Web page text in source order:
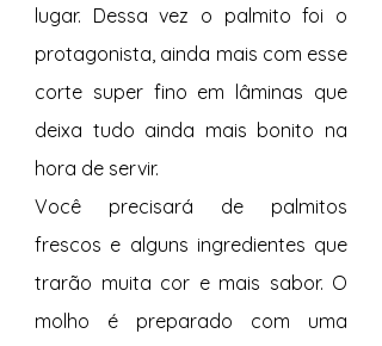
lugar. Dessa vez o palmito foi o
protagonista, ainda mais com esse
corte super fino em lâminas que
deixa tudo ainda mais bonito na
hora de servir.
Você precisará de palmitos
frescos e alguns ingredientes que
trarão muita cor e mais sabor. O
molho é preparado com uma